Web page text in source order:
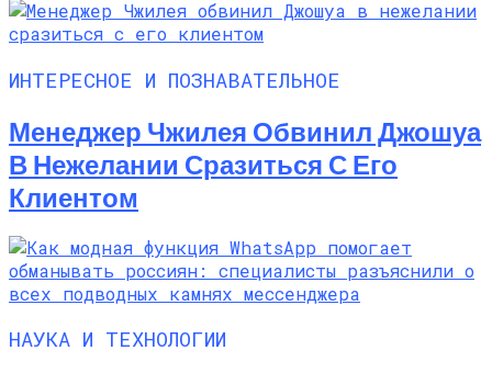
ИНТЕРЕСНОЕ И ПОЗНАВАТЕЛЬНОЕ
Менеджер Чжилея Обвинил Джошуа
В Нежелании Сразиться С Его
Клиентом
НАУКА И ТЕХНОЛОГИИ